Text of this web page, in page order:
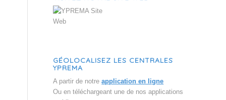
GÉOLOCALISEZ LES CENTRALES
YPREMA
A partir de notreapplication en ligne
Ou en téléchargeant une de nos applications